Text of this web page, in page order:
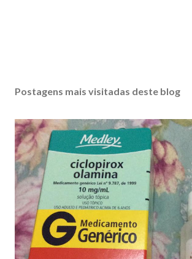
Postagens mais visitadas deste blog